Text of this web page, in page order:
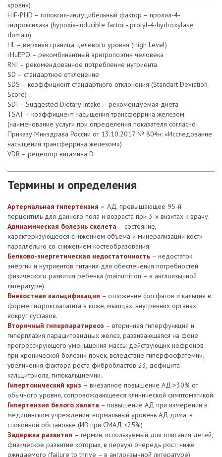
крови»)
HIF-PHD – гипоксия-индуцибельный фактор – пролил-4-
гидроксилаза (hypoxia-inducible factor - prolyl-4-hydroxylase
domain)
HL – верхняя граница целевого уровня (High Level)
rHuEPO – рекомбинантный эритропоэтин человека
RNI – рекомендованное потребление нутриента
SD – стандартное отклонение
SDS – коэффициент стандартного отклонения (Standart Deviation
Score)
SDI – Suggested Dietary Intake – рекомендуемая диета
TSAT – коэффициент насыщения трансферрина железом
(наименование услуги при определения показателя согласно
Приказу Минздрава России от 13.10.2017 № 804н: «Исследование
насыщения трансферрина железом»)
VDR – рецептор витамина D
Термины и определения
Артериальная гипертензия – АД, превышающее 95-й
перцентиль для данного пола и возраста при 3-х визитах к врачу.
Адинамическая болезнь скелета – состояние,
характеризующееся снижением объема и минерализации кости
параллельно со снижением костеобразования.
Белково-энергетическая недостаточность – недостаток
энергии и нутриентов питания для обеспечения потребностей
физического развития ребенка (mainutrition – в англоязычной
литературе)
Внекостная кальцификация – отложение фосфатов и кальция в
форме гидроксиапатита в коже, мышцах, внутренних органах,
вокруг суставов.
Вторичный гиперпаратиреоз – вторичная гиперфункция и
гиперплазия паращитовидных желез, развивающаяся на фоне
прогрессирующего уменьшения массы действующих нефронов
при хронической болезни почек, вследствие гиперфосфатемии,
увеличения фактора роста фибробластов 23, дефицита
кальцитриола, гипокальциемии.
Гипертонический криз – внезапное повышение АД >30% от
обычного уровня, сопровождающееся клинической симптоматикой.
Гипертензия белого халата – повышение АД при измерении в
медицинском учреждении, нормальный уровень АД дома, в
спокойной обстановке (ИВ при СМАД <25%)
Задержка развития – термин, используемый для описания детей,
физическое развитие которых, в первую очередь рост, ниже
ожидаемого (failure to thrive – в англоязычной литературе)